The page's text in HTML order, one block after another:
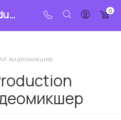
ATEM 1 M/E Production Studio 4K видеомикшер: купить по цене 613 908.82 ₽ в магазине «MrCable» 0
видеомикшер